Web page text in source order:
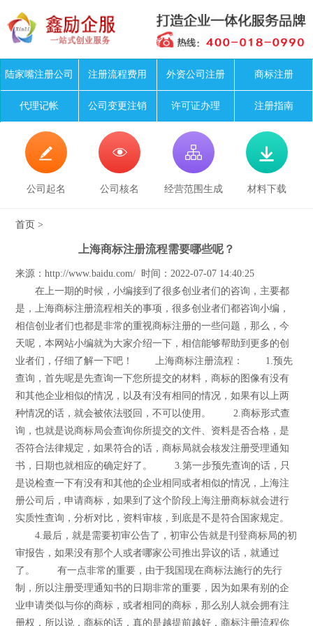
陆家嘴注册公司 注册流程费用 外资公司注册 商标注册
代理记帐 公司变更注销 许可证办理 注册指南

公司起名

公司核名

经营范围生成

材料下载
首页 >
上海商标注册流程需要哪些呢？
来源：http://www.baidu.com/ 时间：2022-07-07 14:40:25
在上一期的时候，小编接到了很多创业者们的咨询，主要都
是，上海商标注册流程相关的事项，很多创业者们都咨询小编，
相信创业者们也都是非常的重视商标注册的一些问题，那么，今
天呢，本网站小编就为大家介绍一下，相信能够帮助到更多的创
业者们，仔细了解一下吧！ 上海商标注册流程： 1.预先
查询，首先呢是先查询一下您所提交的材料，商标的图像有没有
和其他企业相似的情况，以及有没有相同的情况，如果有以上两
种情况的话，就会被依法驳回，不可以使用。 2.商标形式查
询，也就是说商标局会查询你所提交的文件、资料是否合格，是
否符合法律规定，如果符合的话，商标局就会核发注册受理通知
书，日期也就相应的确定好了。 3.第一步预先查询的话，只
是说检查一下有没有和其他的企业相同或者相似的情况，上海注
册公司后，申请商标，如果到了这个阶段上海注册商标就会进行
实质性查询，分析对比，资料审核，到底是不是符合国家规定。
4.最后，就是需要初审公告了，初审公告就是刊登商标局的初
审报告，如果没有那个人或者哪家公司推出异议的话，就通过
了。 有一点非常的重要，由于我国现在商标法施行的先行
制，所以注册受理通知书的日期非常的重要，因为如果有别的企
业申请类似与你的商标，或者相同的商标，那么别人就会拥有注
册权，所以说，商标的话，真的是越提前越好，商标注册流程你